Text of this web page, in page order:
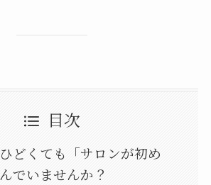
目次
どくても「サロンが初め
でいませんか？